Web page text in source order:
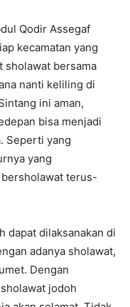
Qodir Assegaf
kecamatan yang
sholawat bersama
nanti keliling di
ini aman,
bisa menjadi
Seperti yang
yang
terus-
dapat dilaksanakan di
adanya sholawat,
Dengan
jodoh